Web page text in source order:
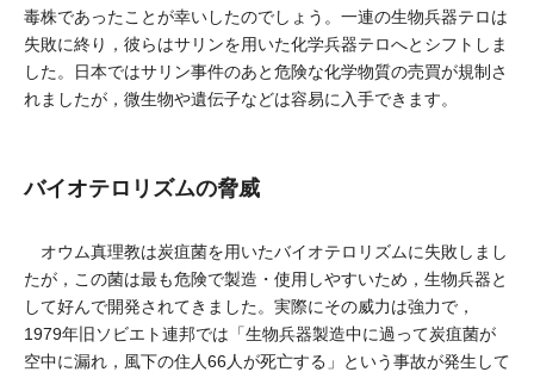
毒株であったことが幸いしたのでしょう。一連の生物兵器テロは
失敗に終り，彼らはサリンを用いた化学兵器テロへとシフトしま
した。日本ではサリン事件のあと危険な化学物質の売買が規制さ
れましたが，微生物や遺伝子などは容易に入手できます。
バイオテロリズムの脅威
オウム真理教は炭疽菌を用いたバイオテロリズムに失敗しまし
たが，この菌は最も危険で製造・使用しやすいため，生物兵器と
して好んで開発されてきました。実際にその威力は強力で，
1979年旧ソビエト連邦では「生物兵器製造中に過って炭疽菌が
空中に漏れ，風下の住人66人が死亡する」という事故が発生して